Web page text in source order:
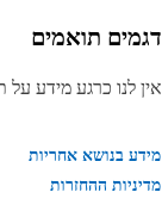
surfaces
tightly
תואמים
לנו כרגע מידע על
בנושא אחריות
ההחזרות